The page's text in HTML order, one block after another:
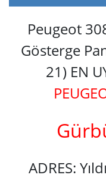
Peugeot
Gösterge
21) EN
ADRES: